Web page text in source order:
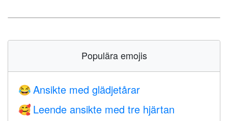
Populära emojis
😂 Ansikte med glädjetårar
🥰 Leende ansikte med tre hjärtan